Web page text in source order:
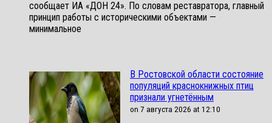
сообщает ИА «ДОН 24». По словам реставратора, главный
принцип работы с историческими объектами —
минимальное
В Ростовской области состояние
популяций краснокнижных птиц
признали угнетённым
on 7 августа 2026 at 12:10